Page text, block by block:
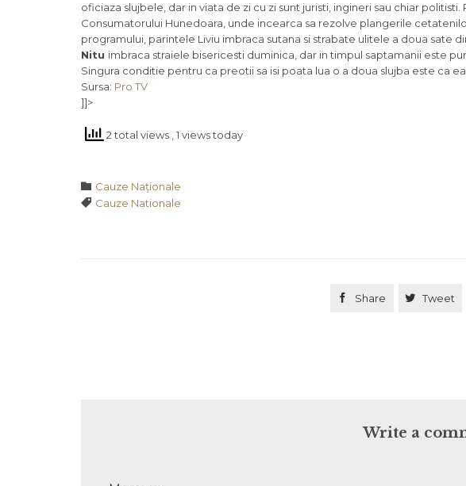
oficiaza slujbele, dar in viata de zi cu zi sunt juristi, ingineri sau chiar politisti.
Consumatorului Hunedoara, unde incearca sa rezolve plangerile
programului, parintele Liviu imbraca sutana si strabate ulitele a doua sate
Nitu imbraca straiele bisericesti duminica, dar in timpul saptamanii este
Singura conditie pentru ca preotii sa isi poata lua o a doua slujba este ca
Sursa: Pro TV
]]>
2 total views , 1 views today
 Category
Cauze Naţionale
 Tags
Cauze Nationale
 Share  Tweet
Write a